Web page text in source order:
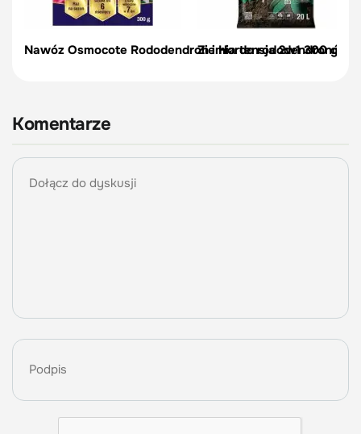
Nawóz Osmocote Rododendron i Hortensja 2w1 300 g
Ziemia do rododendronów,
Komentarze